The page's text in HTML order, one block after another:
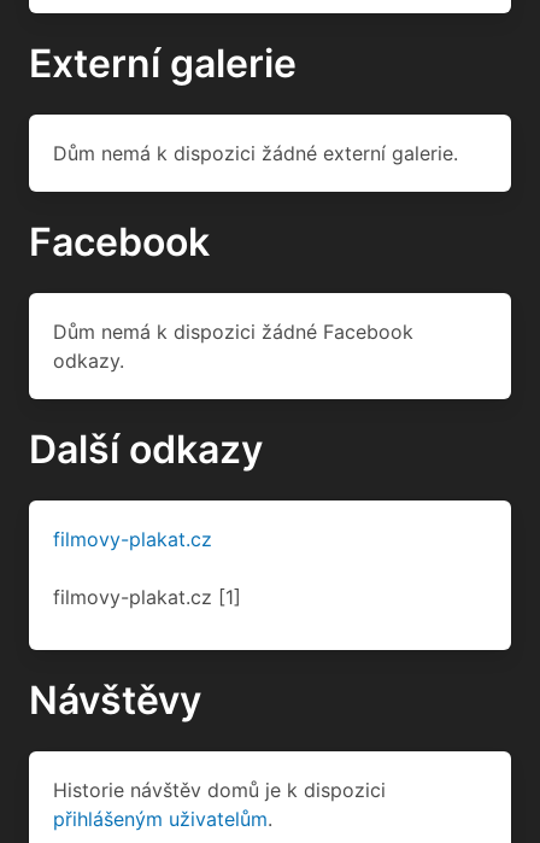
Externí galerie
Dům nemá k dispozici žádné externí galerie.
Facebook
Dům nemá k dispozici žádné Facebook
odkazy.
Další odkazy
filmovy-plakat.cz
filmovy-plakat.cz [1]
Návštěvy
Historie návštěv domů je k dispozici
přihlášeným uživatelům.